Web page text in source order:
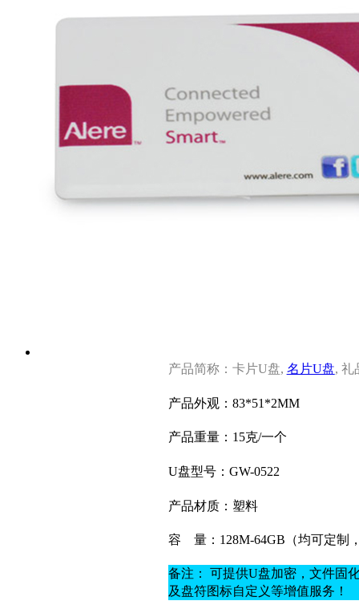
产品简称：卡片U盘, 名片U盘, 礼
产品外观：83*51*2MM
产品重量：15克/一个
U盘型号：GW-0522
产品材质： 塑料
容 量：128M-64GB（均可定制
备注： 可提供U盘加密，文件固
及盘符图标自定义等增值服务！